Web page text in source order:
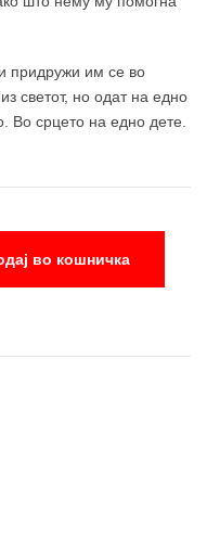
придружи им се во
светот, но одат на едно
Во срцето на едно дете.
во кошничка